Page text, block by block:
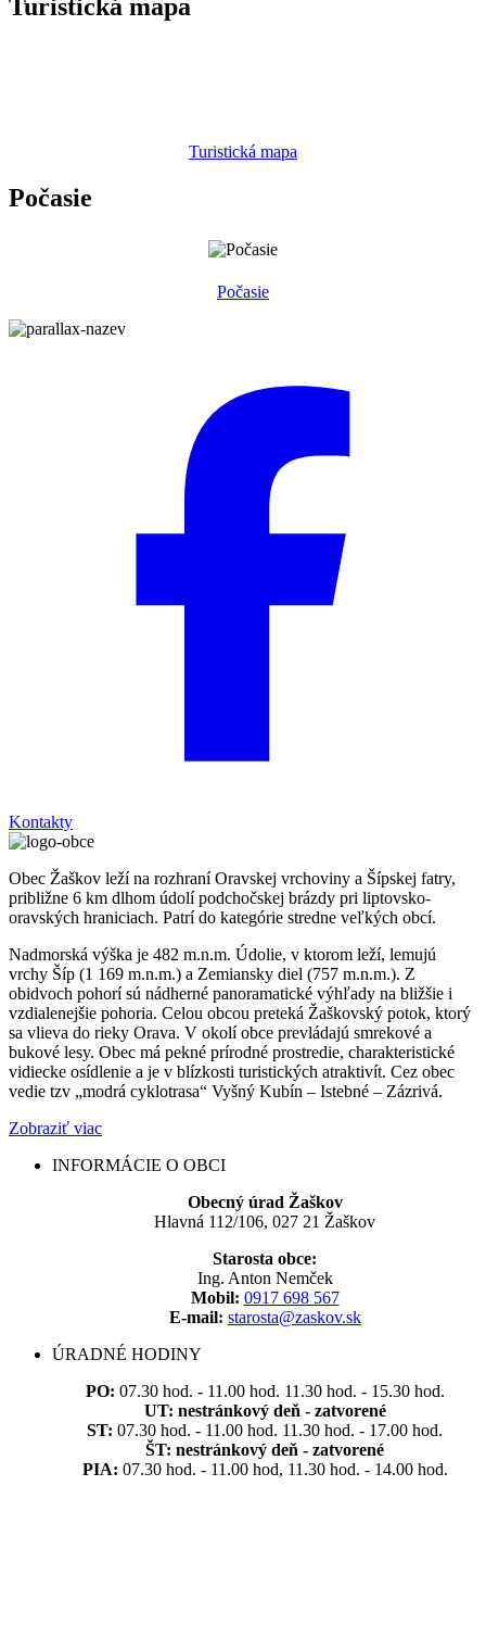
Turistická mapa
Turistická mapa
Počasie
Počasie
Kontakty
Obec Žaškov leží na rozhraní Oravskej vrchoviny a Šípskej fatry,
približne 6 km dlhom údolí podchočskej brázdy pri liptovsko-
oravských hraniciach. Patrí do kategórie stredne veľkých obcí.
Nadmorská výška je 482 m.n.m. Údolie, v ktorom leží, lemujú
vrchy Šíp (1 169 m.n.m.) a Zemiansky diel (757 m.n.m.). Z
obidvoch pohorí sú nádherné panoramatické výhľady na bližšie i
vzdialenejšie pohoria. Celou obcou preteká Žaškovský potok, ktorý
sa vlieva do rieky Orava. V okolí obce prevládajú smrekové a
bukové lesy. Obec má pekné prírodné prostredie, charakteristické
vidiecke osídlenie a je v blízkosti turistických atraktivít. Cez obec
vedie tzv „modrá cyklotrasa“ Vyšný Kubín – Istebné – Zázrivá.
Zobraziť viac
INFORMÁCIE O OBCI
Obecný úrad Žaškov
Hlavná 112/106, 027 21 Žaškov
Starosta obce:
Ing. Anton Nemček
Mobil: 0917 698 567
E-mail: starosta@zaskov.sk
ÚRADNÉ HODINY
PO: 07.30 hod. - 11.00 hod. 11.30 hod. - 15.30 hod.
UT: nestránkový deň - zatvorené
ST: 07.30 hod. - 11.00 hod. 11.30 hod. - 17.00 hod.
ŠT: nestránkový deň - zatvorené
PIA: 07.30 hod. - 11.00 hod, 11.30 hod. - 14.00 hod.